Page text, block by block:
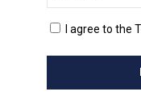
Dr. Oscar
cimiento
I agree to the